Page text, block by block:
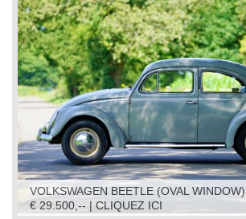
VOLKSWAGEN BEETLE (OVAL
€ 29.500,-- | CLIQUEZ ICI